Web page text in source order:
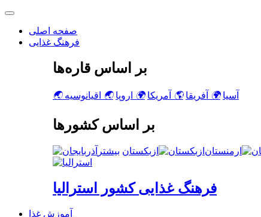
صفحه اصلی
فرهنگ غذایی
بر اساس قاره‌ها
🌏 آسیا 🌍 آفریقا 🌎 آمریکا 🌍 اروپا 🌏 اقیانوسیه
بر اساس کشورها
ارمنستان ازبکستان
فرهنگ غذایی کشور استرالیا
آموزش غذا